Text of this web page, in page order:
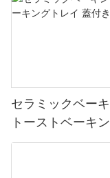
セラミックベー
トーストベーキ
ベーキングツール